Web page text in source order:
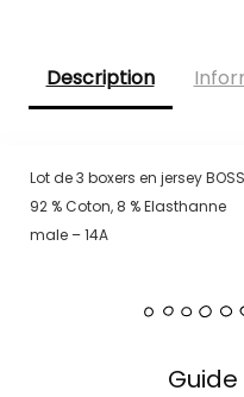
Description
Lot de 3 boxers en jersey BOSS
92 % Coton, 8 % Elasthanne
male – 14A